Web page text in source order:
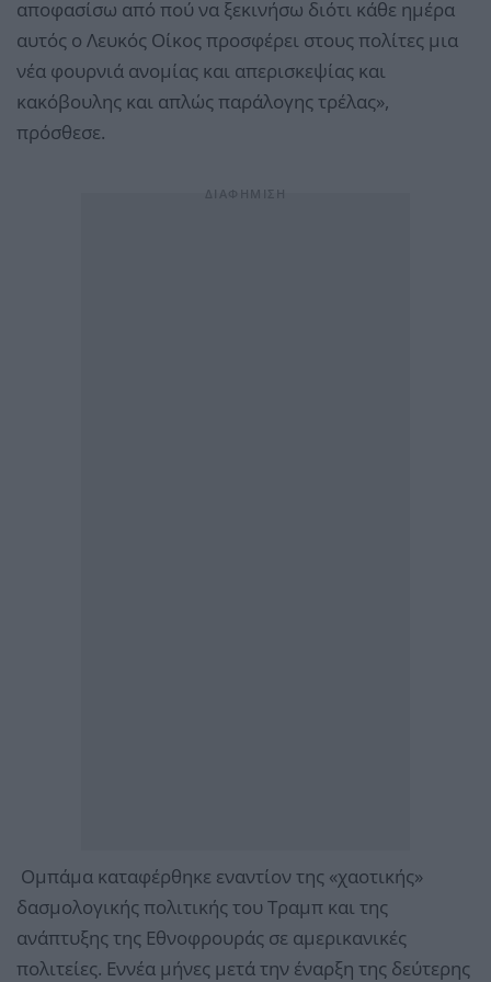
αποφασίσω από πού να ξεκινήσω διότι κάθε ημέρα
αυτός ο Λευκός Οίκος προσφέρει στους πολίτες μια
νέα φουρνιά ανομίας και απερισκεψίας και
κακόβουλης και απλώς παράλογης τρέλας»,
πρόσθεσε.
Ομπάμα καταφέρθηκε εναντίον της «χαοτικής»
δασμολογικής πολιτικής του Τραμπ και της
ανάπτυξης της Εθνοφρουράς σε αμερικανικές
πολιτείες. Εννέα μήνες μετά την έναρξη της δεύτερης